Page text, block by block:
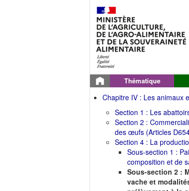
Thématique
Chapitre IV : Les animaux
Section 1 : Les
Section 2 :
des œufs (Articles
Section 4 : La
Sous-section 1 :
composition et de
Sous-section 2 :
vache et